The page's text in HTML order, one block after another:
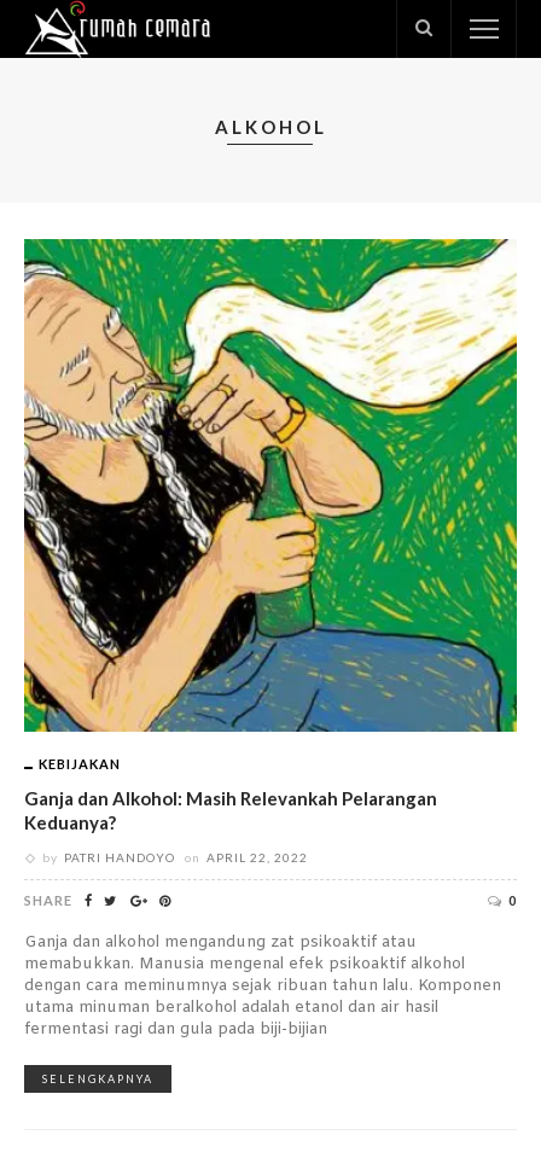
ALKOHOL
KEBIJAKAN
Ganja dan Alkohol: Masih Relevankah Pelarangan
Keduanya?
by PATRI HANDOYO on APRIL 22, 2022
SHARE 0
Ganja dan alkohol mengandung zat psikoaktif atau
memabukkan. Manusia mengenal efek psikoaktif alkohol
dengan cara meminumnya sejak ribuan tahun lalu. Komponen
utama minuman beralkohol adalah etanol dan air hasil
fermentasi ragi dan gula pada biji-bijian
SELENGKAPNYA